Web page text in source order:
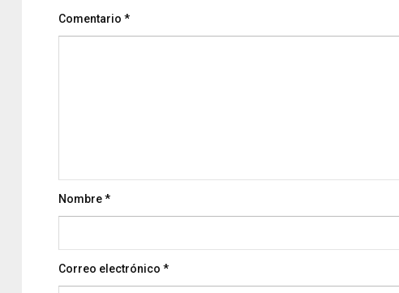
Comentario *
Nombre*
Correo electrónico *